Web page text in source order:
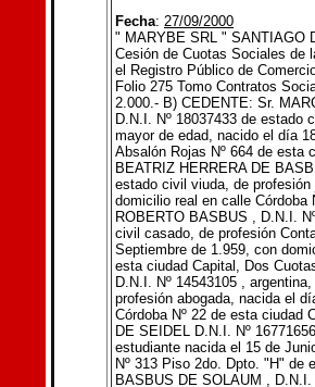
Fecha: 27/09/2000
" MARYBE SRL " SANTIAGO
Cesión de Cuotas Sociales de
el Registro Público de
Folio 275 Tomo Contratos
2.000.- B) CEDENTE: Sr.
D.N.I. Nº 18037433 de estado
mayor de edad, nacido el día
Absalón Rojas Nº 664 de esta
BEATRIZ HERRERA DE
estado civil viuda, de
domicilio real en calle
ROBERTO BASBUS , D.N.I.
civil casado, de profesión
Septiembre de 1.959, con
esta ciudad Capital, Dos
D.N.I. Nº 14543105 ,
profesión abogada, nacida el
Córdoba Nº 22 de esta ciudad
DE SEIDEL D.N.I. Nº 16771656
estudiante nacida el 15 de
Nº 313 Piso 2do. Dpto. "H"
BASBUS DE SOLAUM ,